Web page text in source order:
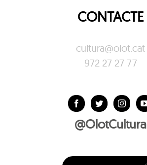
CONTACTE
cultura@olot.cat
972 27 27 77
@OlotCultura